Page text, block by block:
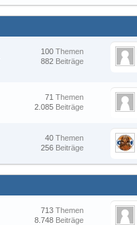
Themen
100
Beiträge
882
Themen
71
Beiträge
2.085
Themen
40
Beiträge
256
Themen
713
Beiträge
8.748